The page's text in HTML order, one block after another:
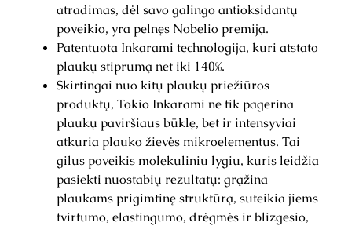
atradimas, dėl savo galingo antioksidantų
poveikio, yra pelnęs Nobelio premiją.
Patentuota Inkarami technologija, kuri atstato
plaukų stiprumą net iki 140%.
Skirtingai nuo kitų plaukų priežiūros
produktų, Tokio Inkarami ne tik pagerina
plaukų paviršiaus būklę, bet ir intensyviai
atkuria plauko žievės mikroelementus. Tai
gilus poveikis molekuliniu lygiu, kuris leidžia
pasiekti nuostabių rezultatų: grąžina
plaukams prigimtinę struktūrą, suteikia jiems
tvirtumo, elastingumo, drėgmės ir blizgesio,